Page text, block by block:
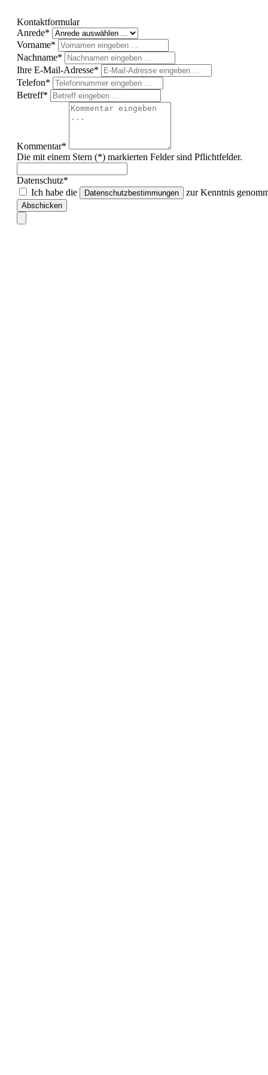
Kontaktformular
Anrede*
Vorname*
Nachname*
Ihre E-Mail-Adresse*
Telefon*
Betreff*
Kommentar*
Die mit einem Stern (*) markierten Felder sind Pflichtfelder.
Datenschutz*
Ich habe die
Datenschutzbestimmungen zur Kenntnis
Abschicken